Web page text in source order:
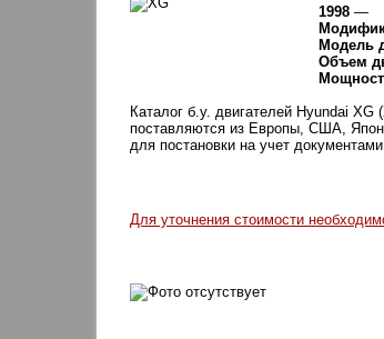
1998 —
Модель
Объем
Каталог б.у. двигателей Hyundai
поставляются из Европы, США,
для постановки на учет
Для уточнения стоимости